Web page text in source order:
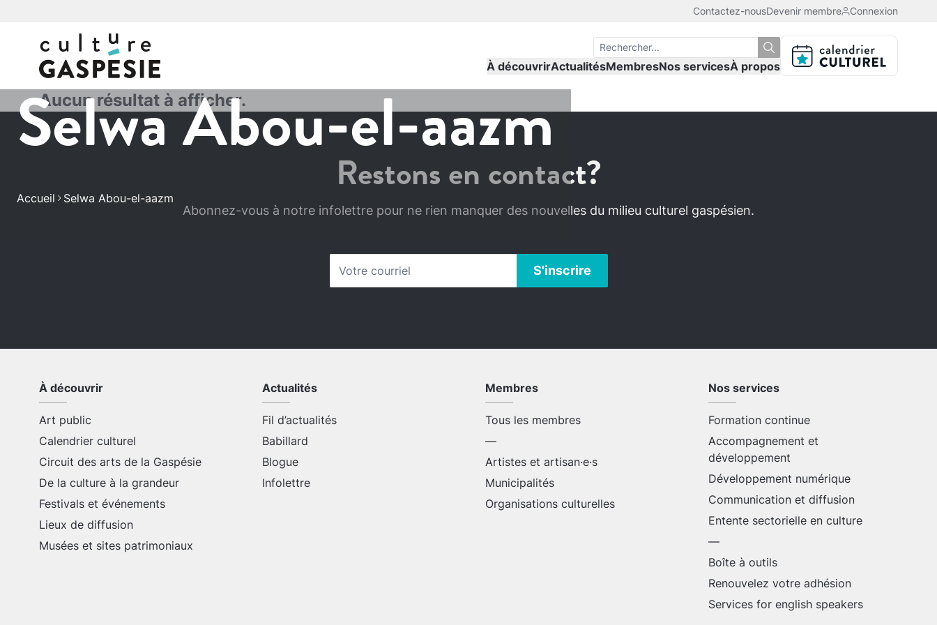
Contactez-nousDevenir membre Connexion
À découvrirActualitésMembresNos servicesÀ propos
Selwa Abou-el-aazm
Accueil Selwa Abou-el-aazm
Aucun résultat à afficher.
Restons en contact?
Abonnez-vous à notre infolettre pour ne rien manquer des nouvelles du milieu culturel gaspésien.
À découvrir
Art public
Calendrier culturel
Circuit des arts de la Gaspésie
De la culture à la grandeur
Festivals et événements
Lieux de diffusion
Musées et sites patrimoniaux
Actualités
Fil d’actualités
Babillard
Blogue
Infolettre
Membres
Tous les membres
—
Artistes et artisan·e·s
Municipalités
Organisations culturelles
Nos services
Formation continue
Accompagnement et
développement
Développement numérique
Communication et diffusion
Entente sectorielle en culture
—
Boîte à outils
Renouvelez votre adhésion
Services for english speakers